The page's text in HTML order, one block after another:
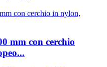
mm con cerchio